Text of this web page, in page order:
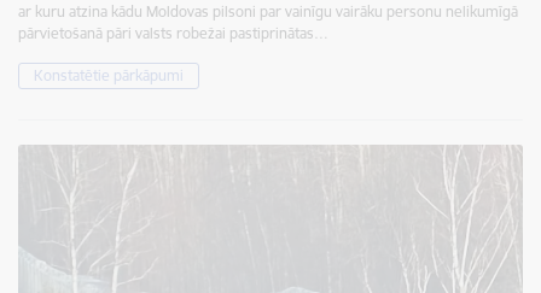
ar kuru atzina kādu Moldovas pilsoni par vainīgu vairāku personu nelikumīgā
pārvietošanā pāri valsts robežai pastiprinātas…
Konstatētie pārkāpumi